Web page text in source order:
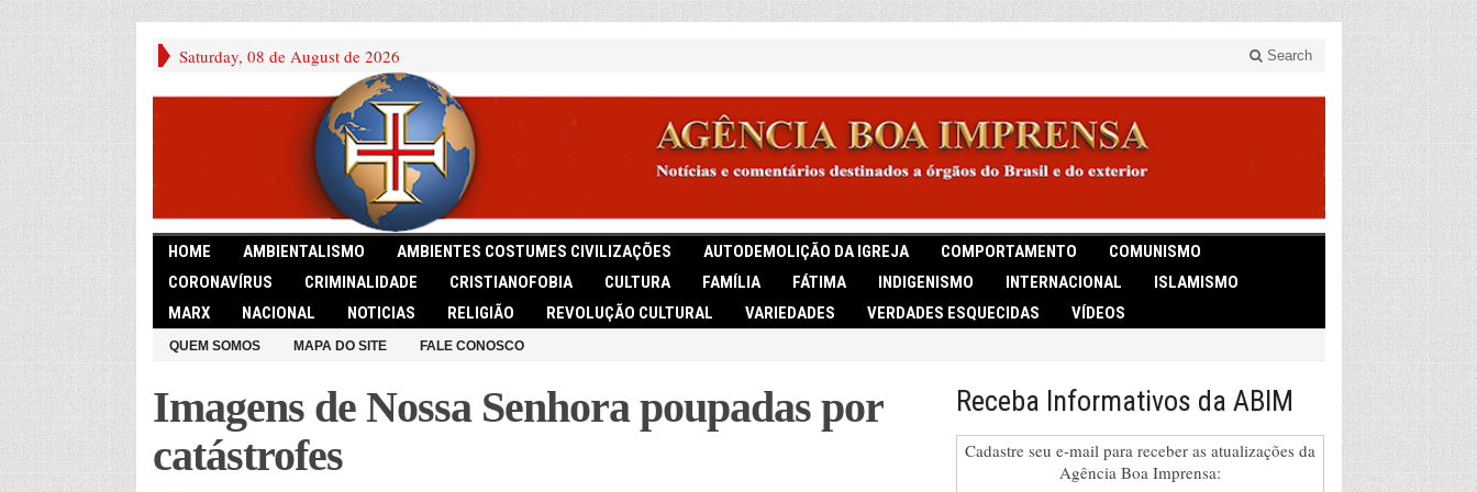
Saturday, 08 de August de 2026 Search
HOME AMBIENTALISMO AMBIENTES COSTUMES CIVILIZAÇÕES AUTODEMOLIÇÃO DA IGREJA COMPORTAMENTO
COMUNISMO
CORONAVÍRUS
CRIMINALIDADE CRISTIANOFOBIA CULTURA FAMÍLIA FÁTIMA INDIGENISMO INTERNACIONAL
ISLAMISMO
MARX
NACIONAL NOTICIAS RELIGIÃO REVOLUÇÃO CULTURAL VARIEDADES VERDADES ESQUECIDAS VÍDEOS
QUEM SOMOS MAPA DO SITE FALE CONOSCO
Imagens de Nossa Senhora poupadas por
catástrofes
Receba Informativos da ABIM
Cadastre seu e-mail para receber as atualizações da
Agência Boa Imprensa: